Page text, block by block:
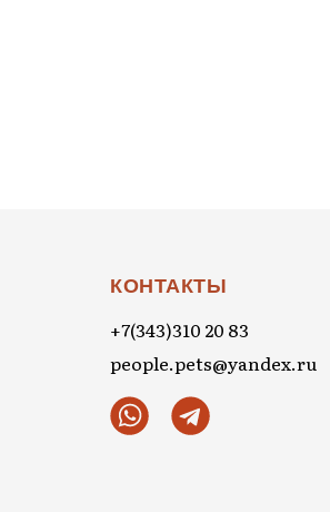
КОНТАКТЫ
+7(343)310 20 83
people.pets@yandex.ru